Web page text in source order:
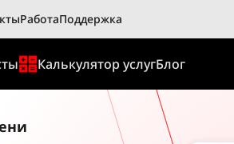
РаботаПоддержка
Калькулятор услугБлог